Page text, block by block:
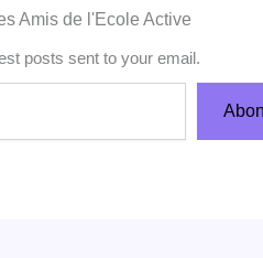
Amis de l'Ecole Active
posts sent to your email.